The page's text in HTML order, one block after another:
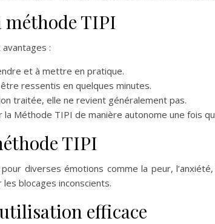
méthode TIPI
:
et à mettre en pratique.
ressentis en quelques minutes.
traitée, elle ne revient généralement pas.
la Méthode TIPI de manière autonome une fois
TIPI
diverses émotions comme la peur,
blocages inconscients.
efficace